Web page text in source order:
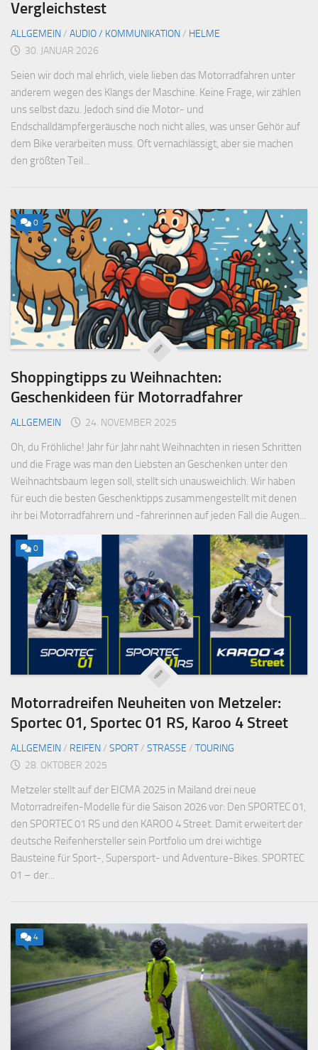
Vergleichstest
ALLGEMEIN/ AUDIO / KOMMUNIKATION/ HELME
30. JANUAR 2026
Seien wir doch mal ehrlich, viele lieben das Motorradfahren unter
anderem wegen des Klangs der Maschine. Keine Frage, wir zählen
uns selbst dazu. Jedoch sind die Motor- und
Endschalldämpfergeräusche noch nicht alles, was unser Gehör auf
dem Bike verarbeiten muss. Oft vernachlässigt, aber sie machen
den größten Teil...
0
Shoppingtipps zu Weihnachten:
Geschenkideen für Motorradfahrer
ALLGEMEIN 24. NOVEMBER 2025
Oh, du Fröhliche! Jahr für Jahr naht Weihnachten in riesen Schritten
und die Frage was man den Liebsten an Geschenken unter den
Weihnachtsbaum legen soll, stellt sich unausweichlich. Wir haben
für euch die besten Geschenktipps zusammengestellt mit denen
ihr bei Motorradfahrern und -fahrerinnen auf jeden Fall die Augen...
0
Motorradreifen Neuheiten von Metzeler:
Sportec 01, Sportec 01 RS, Karoo 4 Street
ALLGEMEIN/ REIFEN/ SPORT/ STRASSE / TOURING
28. OKTOBER 2025
Metzeler stellt auf der EICMA 2025 in Mailand drei neue
Motorradreifen-Modelle für die Saison 2026 vor: Den SPORTEC 01,
den SPORTEC 01 RS und den KAROO 4 Street. Damit erweitert der
deutsche Reifenhersteller sein Portfolio um drei wichtige
Bausteine für Sport-, Supersport- und Adventure-Bikes. SPORTEC
01 – der...
4